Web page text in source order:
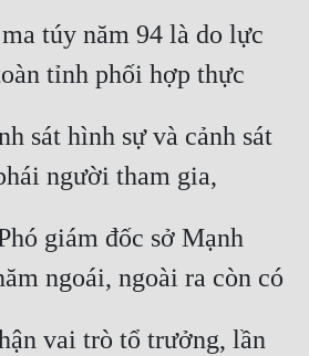
túy năm 94 là do lực
tỉnh phối hợp thực
sát hình sự và cảnh sát
người tham gia,
giám đốc sở Mạnh
ngoái, ngoài ra còn có
vai trò tổ trưởng, lần